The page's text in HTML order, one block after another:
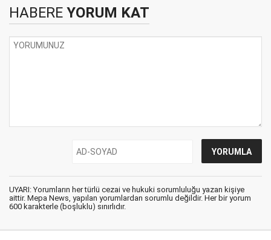
HABERE YORUM KAT
UYARI: Yorumların her türlü cezai ve hukuki sorumluluğu yazan kişiye
aittir. Mepa News, yapılan yorumlardan sorumlu değildir. Her bir yorum
600 karakterle (boşluklu) sınırlıdır.